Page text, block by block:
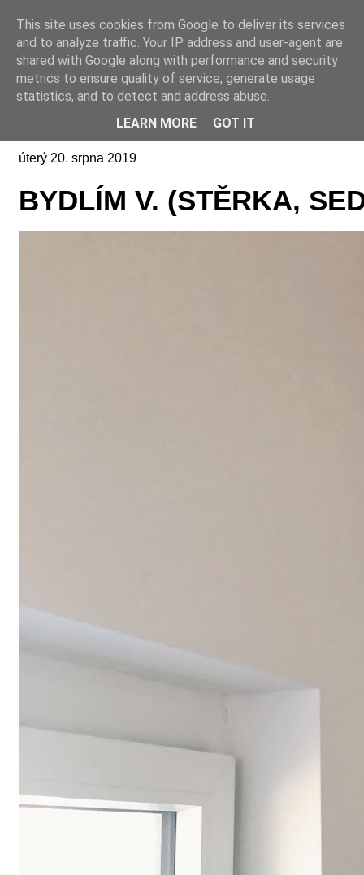
Online casino CZ
úterý 20. srpna 2019
BYDLÍM V. (STĚRKA,
This site uses cookies from Google to deliver its services
and to analyze traffic. Your IP address and user-agent are
shared with Google along with performance and security
metrics to ensure quality of service, generate usage
statistics, and to detect and address abuse.
LEARN MORE
GOT IT